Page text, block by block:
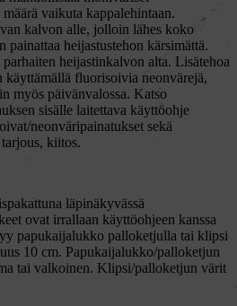
vaikuta kappalehintaan.
kalvon alle, jolloin lähes koko
painattaa heijastustehon kärsimättä.
heijastinkalvon alta. Lisätehoa
käyttämällä fluorisoivia neonvärejä,
myös päivänvalossa. Katso
sisälle laitettava käyttöohje
neonväripainatukset sekä
kiitos.
läpinäkyvässä
ovat irrallaan käyttöohjeen kanssa
papukaijalukko palloketjulla tai klipsi
10 cm. Papukaijalukko/palloketjun
tai valkoinen. Klipsi/palloketjun värit